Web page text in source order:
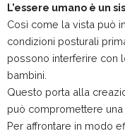
L’essere umano è un
Così come la vista può
condizioni posturali
possono interferire con
bambini.
Questo porta alla
può compromettere
Per affrontare in modo